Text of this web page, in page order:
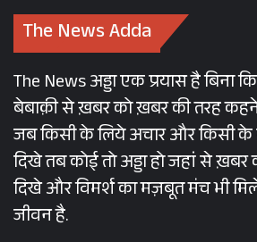
The News Adda
The News अड्डा एक प्रयास है बिना
बेबाक़ी से ख़बर को ख़बर की तरह
जब किसी के लिये अचार और किसी के
दिखे तब कोई तो अड्डा हो जहां से ख़बर
दिखे और विमर्श का मज़बूत मंच भी
जीवन है.